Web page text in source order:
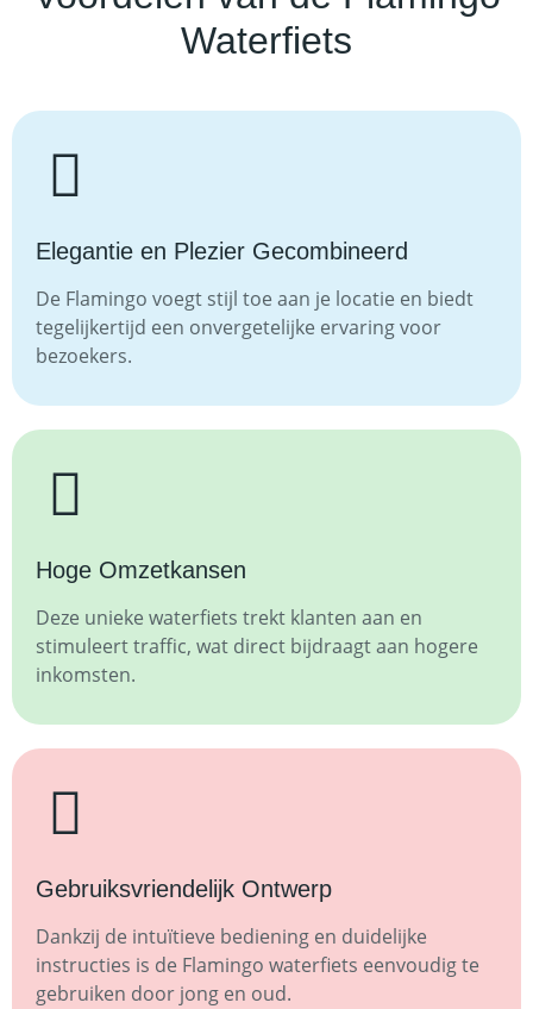
Waterfiets
Elegantie en Plezier Gecombineerd
De Flamingo voegt stijl toe aan je locatie en biedt
tegelijkertijd een onvergetelijke ervaring voor
bezoekers.
Hoge Omzetkansen
Deze unieke waterfiets trekt klanten aan en
stimuleert traffic, wat direct bijdraagt aan hogere
inkomsten.
Gebruiksvriendelijk Ontwerp
Dankzij de intuïtieve bediening en duidelijke
instructies is de Flamingo waterfiets eenvoudig te
gebruiken door jong en oud.